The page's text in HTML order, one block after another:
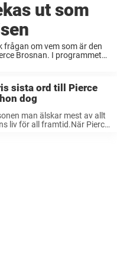
ut som
frågan om vem som är den
Brosnan. I programmet
sista ord till Pierce
dog
man älskar mest av allt
liv för all framtid.När Pierce